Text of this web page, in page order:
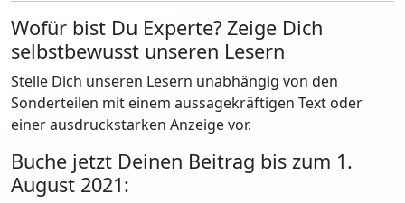
Wofür bist Du Experte? Zeige Dich
selbstbewusst unseren Lesern
Stelle Dich unseren Lesern unabhängig von den
Sonderteilen mit einem aussagekräftigen Text oder
einer ausdruckstarken Anzeige vor.
Buche jetzt Deinen Beitrag bis zum 1.
August 2021: